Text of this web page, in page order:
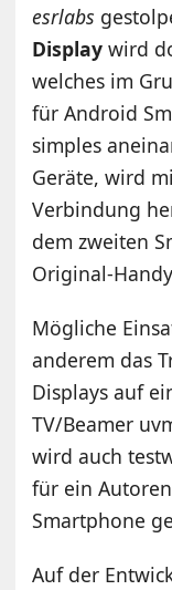
esrlabs
Display wird
welches im
für Android
simples
Geräte, wird
Verbindung
dem zweiten
Original-
Mögliche
anderem das
Displays auf
TV/Beamer
wird auch
für ein
Smartphone
Auf der